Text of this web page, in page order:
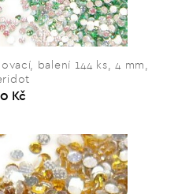
balení 144 ks, 4 mm,
Kč